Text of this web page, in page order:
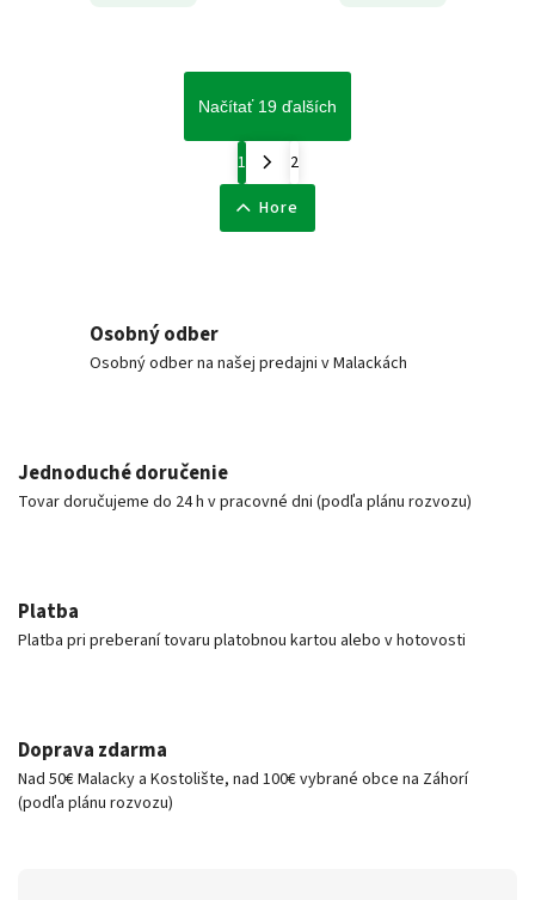
Načítať 19 ďalších
1
2
Hore
Osobný odber
Osobný odber na našej predajni v Malackách
Jednoduché doručenie
Tovar doručujeme do 24 h v pracovné dni (podľa plánu rozvozu)
Platba
Platba pri preberaní tovaru platobnou kartou alebo v hotovosti
Doprava zdarma
Nad 50€ Malacky a Kostolište, nad 100€ vybrané obce na Záhorí
(podľa plánu rozvozu)